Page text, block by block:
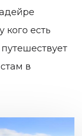
кого есть
в